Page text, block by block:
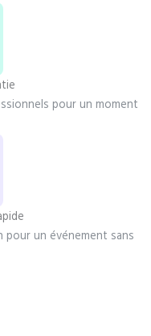
pour un moment
pour un événement sans